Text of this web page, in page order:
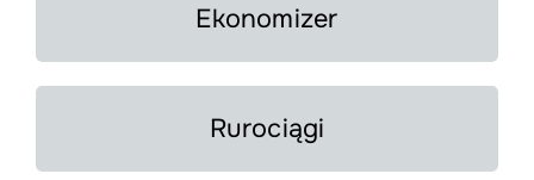
Ekonomizer
Rurociągi